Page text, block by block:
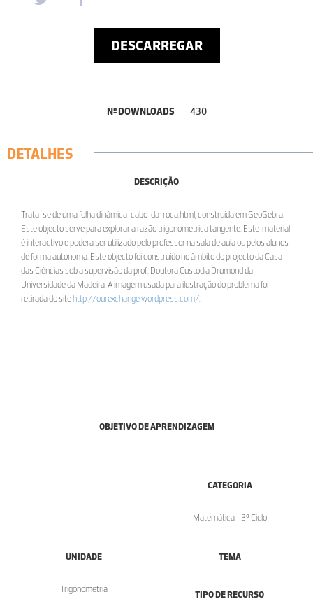
DESCARREGAR
Nº DOWNLOADS 430
DETALHES
DESCRIÇÃO
Trata-se de uma folha dinâmica-cabo_da_roca.html, construída em GeoGebra.
Este objecto serve para explorar a razão trigonométrica tangente. Este material
é interactivo e poderá ser utilizado pelo professor na sala de aula ou pelos alunos
de forma autónoma. Este objecto foi construído no âmbito do projecto da Casa
das Ciências sob a supervisão da prof. Doutora Custódia Drumond da
Universidade da Madeira. A imagem usada para ilustração do problema foi
retirada do sitehttp://ourexchange.wordpress.com/.
OBJETIVO DE APRENDIZAGEM
CATEGORIA
Matemática - 3º Ciclo
UNIDADE
Trigonometria
TEMA
TIPO DE RECURSO